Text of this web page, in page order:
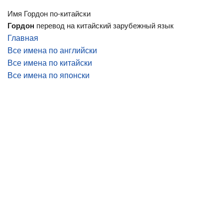
Имя Гордон по-китайски
Гордон перевод на китайский зарубежный язык
Главная
Все имена по английски
Все имена по китайски
Все имена по японски